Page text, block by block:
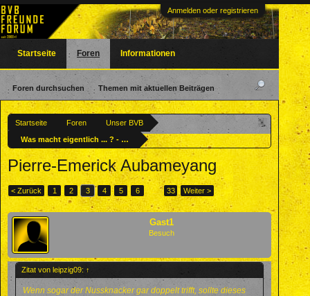
Anmelden oder registrieren
Startseite Foren
Unser BVB
Was macht eigentlich ... ? - Ehemalige BVBler
Pierre-Emerick Aubameyang
< Zurück 1 2 3 4 5 6 → 33 Weiter >
Gast1
Besuch
Zitat von leipzig09: ↑
Wenn sogar der Nussknacker gar doppelt trifft, sollte dieses
Startseite Foren
Foren durchsuchen Themen mit aktuellen Beiträgen
Informationen